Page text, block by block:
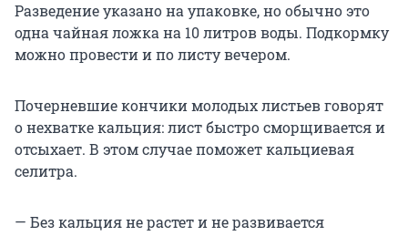
Разведение указано на упаковке, но обычно это
одна чайная ложка на 10 литров воды. Подкормку
можно провести и по листу вечером.
Почерневшие кончики молодых листьев говорят
о нехватке кальция: лист быстро сморщивается и
отсыхает. В этом случае поможет кальциевая
селитра.
— Без кальция не растет и не развивается